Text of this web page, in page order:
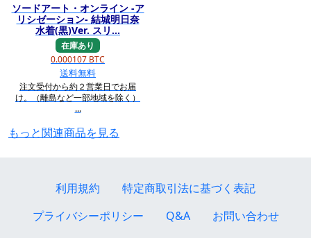
ソードアート・オンライン -ア
リシゼーション- 結城明日奈
水着(黒)Ver. スリ...
在庫あり
0.000107 BTC
送料無料
注文受付から約２営業日でお届
け。（離島など一部地域を除く）
...
もっと関連商品を見る
利用規約
特定商取引法に基づく表記
プライバシーポリシー
Q&A
お問い合わせ